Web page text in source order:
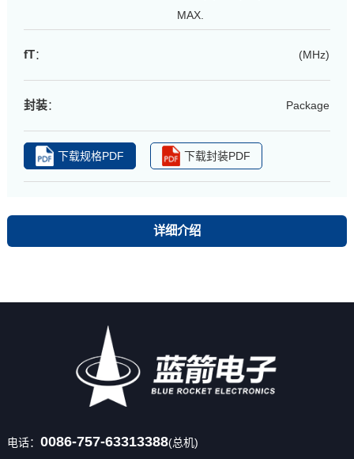
MAX.
fT： (MHz)
封装： Package
下载规格PDF 下载封装PDF
详细介绍
电话： 0086-757-63313388(总机)